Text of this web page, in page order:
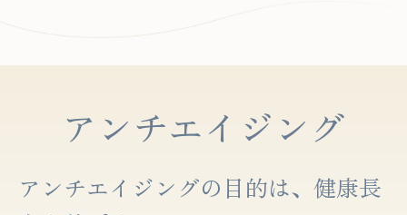
アンチエイジング
アンチエイジングの目的は、健康長